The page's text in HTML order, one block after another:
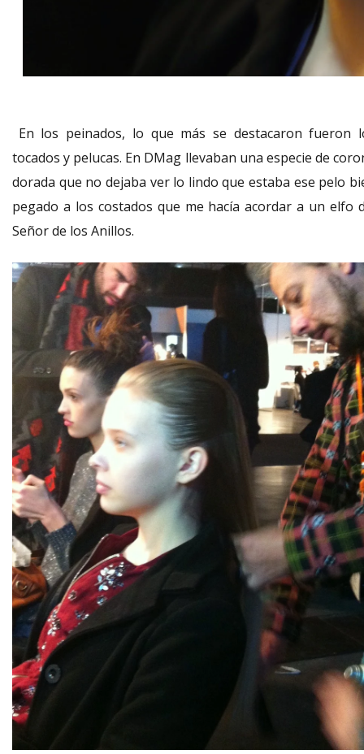
En los peinados, lo que más se destacaron fueron
tocados y pelucas. En DMag llevaban una especie de
dorada que no dejaba ver lo lindo que estaba ese pelo
pegado a los costados que me hacía acordar a un elfo
Señor de los Anillos.